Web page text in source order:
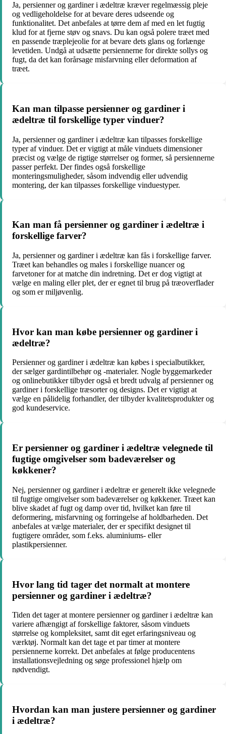
Ja, persienner og gardiner i ædeltræ kræver regelmæssig pleje
og vedligeholdelse for at bevare deres udseende og
funktionalitet. Det anbefales at tørre dem af med en let fugtig
klud for at fjerne støv og snavs. Du kan også polere træet med
en passende træplejeolie for at bevare dets glans og forlænge
levetiden. Undgå at udsætte persiennerne for direkte sollys og
fugt, da det kan forårsage misfarvning eller deformation af
træet.
Kan man tilpasse persienner og gardiner i
ædeltræ til forskellige typer vinduer?
Ja, persienner og gardiner i ædeltræ kan tilpasses forskellige
typer af vinduer. Det er vigtigt at måle vinduets dimensioner
præcist og vælge de rigtige størrelser og former, så persiennerne
passer perfekt. Der findes også forskellige
monteringsmuligheder, såsom indvendig eller udvendig
montering, der kan tilpasses forskellige vinduestyper.
Kan man få persienner og gardiner i ædeltræ i
forskellige farver?
Ja, persienner og gardiner i ædeltræ kan fås i forskellige farver.
Træet kan behandles og males i forskellige nuancer og
farvetoner for at matche din indretning. Det er dog vigtigt at
vælge en maling eller plet, der er egnet til brug på træoverflader
og som er miljøvenlig.
Hvor kan man købe persienner og gardiner i
ædeltræ?
Persienner og gardiner i ædeltræ kan købes i specialbutikker,
der sælger gardintilbehør og -materialer. Nogle byggemarkeder
og onlinebutikker tilbyder også et bredt udvalg af persienner og
gardiner i forskellige træsorter og designs. Det er vigtigt at
vælge en pålidelig forhandler, der tilbyder kvalitetsprodukter og
god kundeservice.
Er persienner og gardiner i ædeltræ velegnede til
fugtige omgivelser som badeværelser og
køkkener?
Nej, persienner og gardiner i ædeltræ er generelt ikke velegnede
til fugtige omgivelser som badeværelser og køkkener. Træet kan
blive skadet af fugt og damp over tid, hvilket kan føre til
deformering, misfarvning og forringelse af holdbarheden. Det
anbefales at vælge materialer, der er specifikt designet til
fugtigere områder, som f.eks. aluminiums- eller
plastikpersienner.
Hvor lang tid tager det normalt at montere
persienner og gardiner i ædeltræ?
Tiden det tager at montere persienner og gardiner i ædeltræ kan
variere afhængigt af forskellige faktorer, såsom vinduets
størrelse og kompleksitet, samt dit eget erfaringsniveau og
værktøj. Normalt kan det tage et par timer at montere
persiennerne korrekt. Det anbefales at følge producentens
installationsvejledning og søge professionel hjælp om
nødvendigt.
Hvordan kan man justere persienner og gardiner
i ædeltræ?